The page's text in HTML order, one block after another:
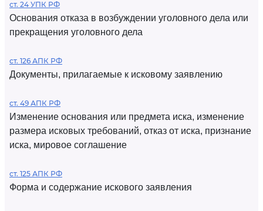
ст. 24 УПК РФ
Основания отказа в возбуждении уголовного дела или
прекращения уголовного дела
ст. 126 АПК РФ
Документы, прилагаемые к исковому заявлению
ст. 49 АПК РФ
Изменение основания или предмета иска, изменение
размера исковых требований, отказ от иска, признание
иска, мировое соглашение
ст. 125 АПК РФ
Форма и содержание искового заявления